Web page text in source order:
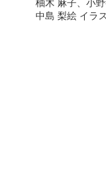
柚木 麻子、 小
中島 梨絵イラ